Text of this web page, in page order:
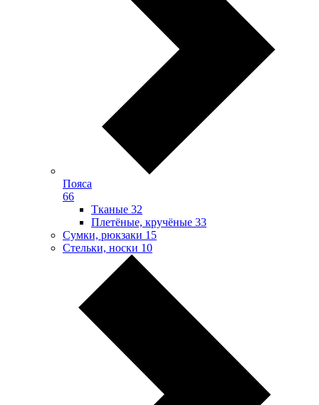
Пояса
66
Тканые 32
Плетёные, кручёные 33
Сумки, рюкзаки 15
Стельки, носки 10